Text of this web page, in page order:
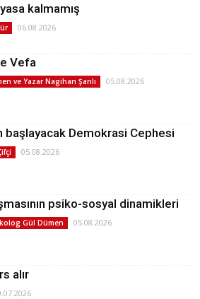
kalmamış
06.08.2026
Vefa
ve Yazar Nagihan Şanlı 05.08.2026
başlayacak Demokrasi Cephesi
05.08.2026
psiko-sosyal dinamikleri
Gül Dümen 05.08.2026
alır